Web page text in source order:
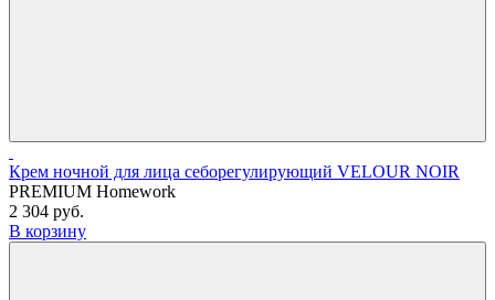
Крем ночной для лица себорегулирующий VELOUR NOIR
PREMIUM Homework
2 304 руб.
В корзину